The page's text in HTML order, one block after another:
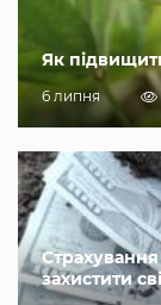
Як
6 липня
захистити